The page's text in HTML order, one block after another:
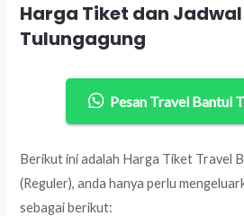
Harga Tiket dan
Tulungagung
Pesan Travel Bantul
Berikut ini adalah Harga Tiket Travel
(Reguler), anda hanya perlu
sebagai berikut: